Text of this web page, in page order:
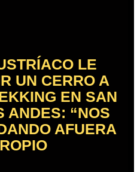
LE
UN CERRO A
EN SAN
ANDES: “NOS
AFUERA